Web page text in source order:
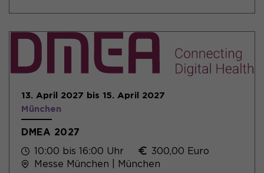
13. April 2027 bis 15. April 2027
München
DMEA 2027
10:00 bis 16:00 Uhr
300,00 Euro
Messe München | München